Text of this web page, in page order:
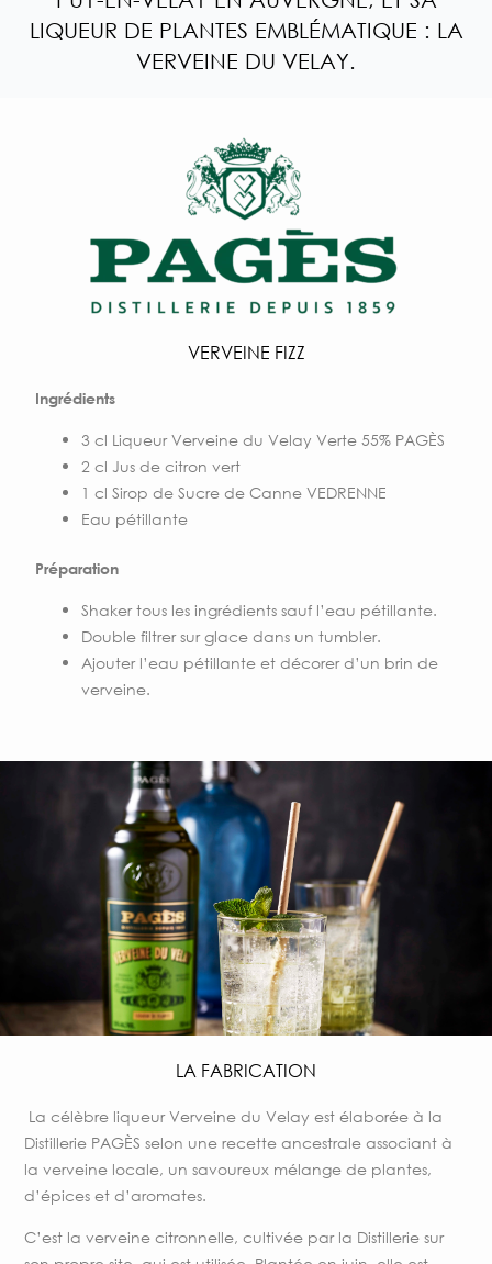
LIQUEUR DE PLANTES EMBLÉMATIQUE : LA
VERVEINE DU VELAY.
VERVEINE FIZZ
Ingrédients
3 cl Liqueur Verveine du Velay Verte 55% PAGÈS
2 cl Jus de citron vert
1 cl Sirop de Sucre de Canne VEDRENNE
Eau pétillante
Préparation
Shaker tous les ingrédients sauf l’eau pétillante.
Double filtrer sur glace dans un tumbler.
Ajouter l’eau pétillante et décorer d’un brin de
verveine.
LA FABRICATION
La célèbre liqueur Verveine du Velay est élaborée à la
Distillerie PAGÈS selon une recette ancestrale associant à
la verveine locale, un savoureux mélange de plantes,
d’épices et d’aromates.
C’est la verveine citronnelle, cultivée par la Distillerie sur